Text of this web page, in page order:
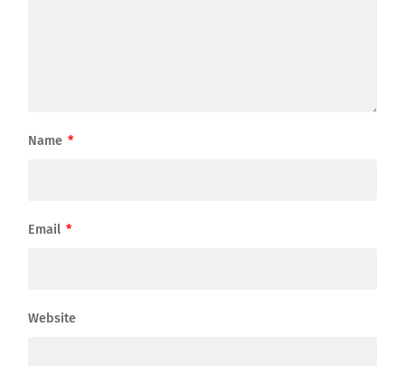
Name *
Email *
Website